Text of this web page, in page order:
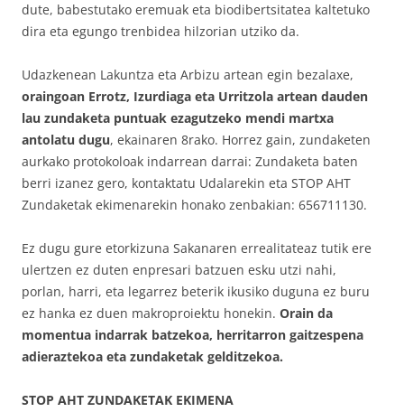
dute, babestutako eremuak eta biodibertsitatea kaltetuko
dira eta egungo trenbidea hilzorian utziko da.
Udazkenean Lakuntza eta Arbizu artean egin bezalaxe,
oraingoan Errotz, Izurdiaga eta Urritzola artean dauden
lau zundaketa puntuak ezagutzeko mendi martxa
antolatu dugu, ekainaren 8rako. Horrez gain, zundaketen
aurkako protokoloak indarrean darrai: Zundaketa baten
berri izanez gero, kontaktatu Udalarekin eta STOP AHT
Zundaketak ekimenarekin honako zenbakian: 656711130.
Ez dugu gure etorkizuna Sakanaren errealitateaz tutik ere
ulertzen ez duten enpresari batzuen esku utzi nahi,
porlan, harri, eta legarrez beterik ikusiko duguna ez buru
ez hanka ez duen makroproiektu honekin. Orain da
momentua indarrak batzekoa, herritarron gaitzespena
adieraztekoa eta zundaketak gelditzekoa.
STOP AHT ZUNDAKETAK EKIMENA